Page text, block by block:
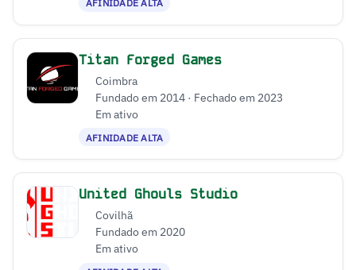
AFINIDADE ALTA
Titan Forged Games
Coimbra
Fundado em 2014 · Fechado em 2023
Em ativo
AFINIDADE ALTA
United Ghouls Studio
Covilhã
Fundado em 2020
Em ativo